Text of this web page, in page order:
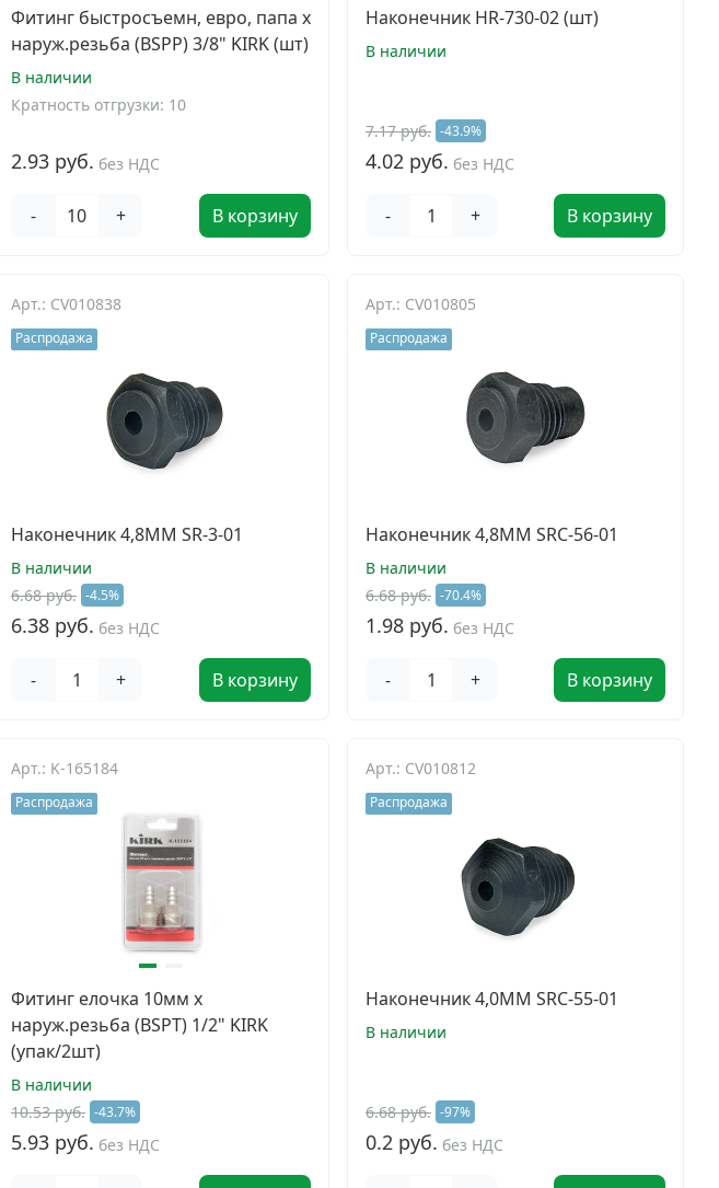
Фитинг быстросъемн, евро, папа х
наруж.резьба (BSPP) 3/8" KIRK (шт)
В наличии
Кратность отгрузки: 10
2.93 руб. без НДС
- + В корзину
Наконечник HR-730-02 (шт)
В наличии
7.17 руб. -43.9%
4.02 руб. без НДС
- + В корзину
Арт.: CV010838
Распродажа
Наконечник 4,8ММ SR-3-01
В наличии
6.68 руб. -4.5%
6.38 руб. без НДС
- + В корзину
Арт.: CV010805
Распродажа
Наконечник 4,8ММ SRC-56-01
В наличии
6.68 руб. -70.4%
1.98 руб. без НДС
- + В корзину
Арт.: K-165184
Распродажа
Фитинг елочка 10мм х
наруж.резьба (BSPT) 1/2" KIRK
(упак/2шт)
В наличии
10.53 руб. -43.7%
5.93 руб. без НДС
Арт.: CV010812
Распродажа
Наконечник 4,0ММ SRC-55-01
В наличии
6.68 руб. -97%
0.2 руб. без НДС